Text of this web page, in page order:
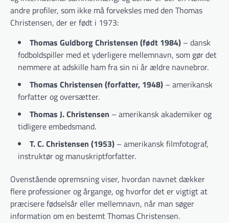
andre profiler, som ikke må forveksles med den Thomas
Christensen, der er født i 1973:
Thomas Guldborg Christensen (født 1984) – dansk
fodboldspiller med et yderligere mellemnavn, som gør det
nemmere at adskille ham fra sin ni år ældre navnebror.
Thomas Christensen (forfatter, 1948) – amerikansk
forfatter og oversætter.
Thomas J. Christensen – amerikansk akademiker og
tidligere embedsmand.
T. C. Christensen (1953) – amerikansk filmfotograf,
instruktør og manuskriptforfatter.
Ovenstående opremsning viser, hvordan navnet dækker
flere professioner og årgange, og hvorfor det er vigtigt at
præcisere fødselsår eller mellemnavn, når man søger
information om en bestemt Thomas Christensen.